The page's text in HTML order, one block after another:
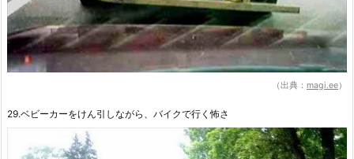
（出典： magi.ee）
29.ベビーカーをけん引しながら、バイクで行く怖さ